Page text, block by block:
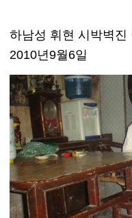
하남성 휘현 시박벽진
2010년9월6일